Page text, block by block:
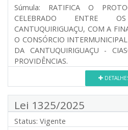
Súmula: RATIFICA O
CELEBRADO ENTRE
CANTUQUIRIGUAÇU, COM A
O CONSÓRCIO
DA CANTUQUIRIGUAÇU -
PROVIDÊNCIAS.
Lei 1325/2025
Status: Vigente